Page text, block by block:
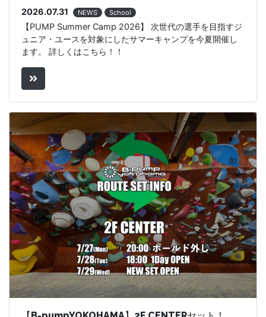
2026.07.31 NEWS School
【PUMP Summer Camp 2026】 次世代の選手を目指すジ
ュニア・ユースを対象にしたサマーキャンプを今夏開催し
ます。 詳しくはこちら！！